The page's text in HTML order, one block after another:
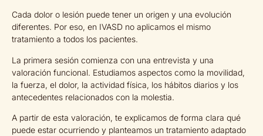
Cada dolor o lesión puede tener un origen y una evolución
diferentes. Por eso, en IVASD no aplicamos el mismo
tratamiento a todos los pacientes.
La primera sesión comienza con una entrevista y una
valoración funcional. Estudiamos aspectos como la movilidad,
la fuerza, el dolor, la actividad física, los hábitos diarios y los
antecedentes relacionados con la molestia.
A partir de esta valoración, te explicamos de forma clara qué
puede estar ocurriendo y planteamos un tratamiento adaptado